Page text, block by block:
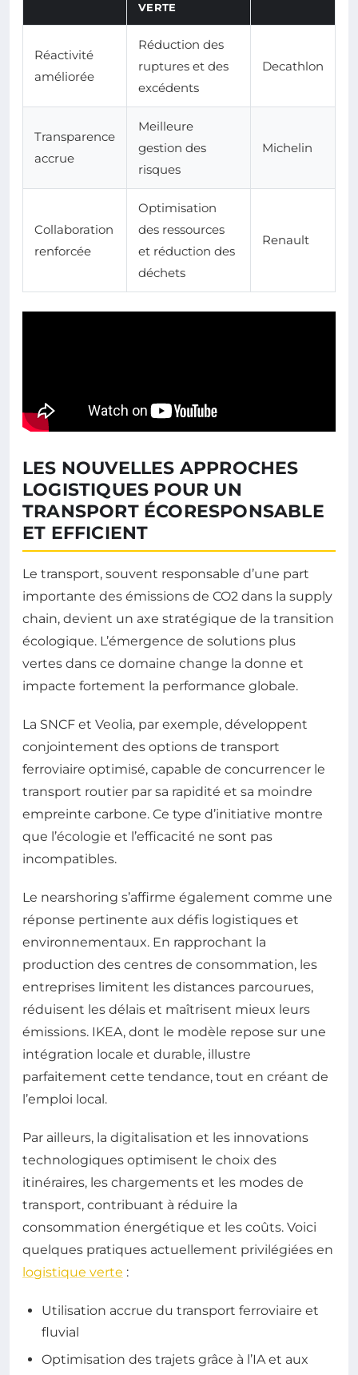
VERTE
Réactivité
améliorée
Réduction des
ruptures et des
excédents
Decathlon
Transparence
accrue
Meilleure
gestion des
risques
Michelin
Collaboration
renforcée
Optimisation
des ressources
et réduction des
déchets
Renault
LES NOUVELLES APPROCHES
LOGISTIQUES POUR UN
TRANSPORT ÉCORESPONSABLE
ET EFFICIENT
Le transport, souvent responsable d’une part
importante des émissions de CO2 dans la supply
chain, devient un axe stratégique de la transition
écologique. L’émergence de solutions plus
vertes dans ce domaine change la donne et
impacte fortement la performance globale.
La SNCF et Veolia, par exemple, développent
conjointement des options de transport
ferroviaire optimisé, capable de concurrencer le
transport routier par sa rapidité et sa moindre
empreinte carbone. Ce type d’initiative montre
que l’écologie et l’efficacité ne sont pas
incompatibles.
Le nearshoring s’affirme également comme une
réponse pertinente aux défis logistiques et
environnementaux. En rapprochant la
production des centres de consommation, les
entreprises limitent les distances parcourues,
réduisent les délais et maîtrisent mieux leurs
émissions. IKEA, dont le modèle repose sur une
intégration locale et durable, illustre
parfaitement cette tendance, tout en créant de
l’emploi local.
Par ailleurs, la digitalisation et les innovations
technologiques optimisent le choix des
itinéraires, les chargements et les modes de
transport, contribuant à réduire la
consommation énergétique et les coûts. Voici
quelques pratiques actuellement privilégiées en
logistique verte :
Utilisation accrue du transport ferroviaire et
fluvial
Optimisation des trajets grâce à l’IA et aux